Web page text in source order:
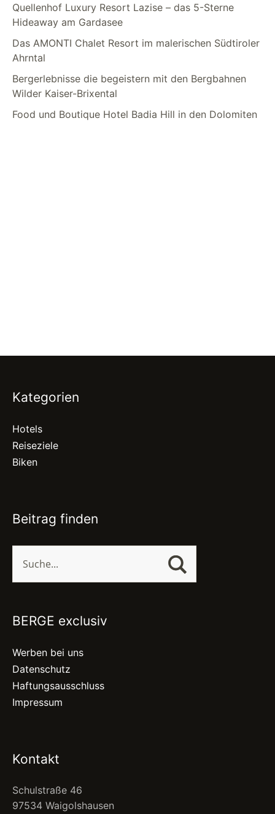
Quellenhof Luxury Resort Lazise – das 5-Sterne
Hideaway am Gardasee
Das AMONTI Chalet Resort im malerischen Südtiroler
Ahrntal
Bergerlebnisse die begeistern mit den Bergbahnen
Wilder Kaiser-Brixental
Food und Boutique Hotel Badia Hill in den Dolomiten
Kategorien
Hotels
Reiseziele
Biken
Beitrag finden
BERGE exclusiv
Werben bei uns
Datenschutz
Haftungsausschluss
Impressum
Kontakt
Schulstraße 46
97534 Waigolshausen